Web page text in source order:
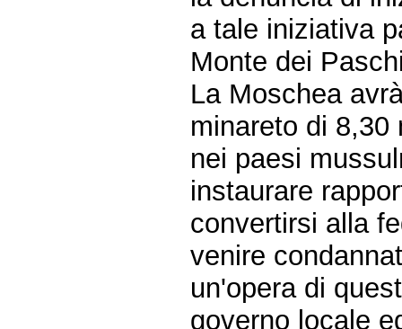
a tale iniziativa
Monte dei
La Moschea
minareto di 8,30
nei paesi
instaurare
convertirsi alla
venire
un'opera di
governo locale